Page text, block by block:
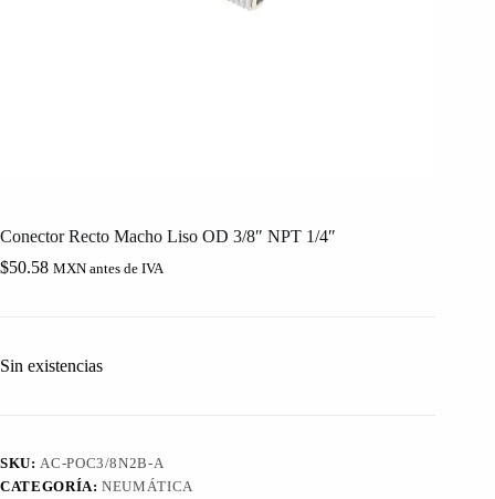
Conector Recto Macho Liso OD 3/8″ NPT 1/4″
$50.58 MXN antes de IVA
Sin existencias
SKU: AC-POC3/8N2B-A
CATEGORÍA:NEUMÁTICA